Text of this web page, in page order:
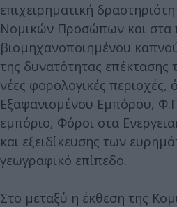
επιχειρηματική
Νομικών Προσώπων και στα
βιομηχανοποιημένου
της δυνατότητας επέκτασης
νέες φορολογικές
Εξαφανισμένου Εμπόρου,
εμπόριο, Φόροι στα
και εξειδίκευσης των
γεωγραφικό επίπεδο.
Στο μεταξύ η έκθεση της